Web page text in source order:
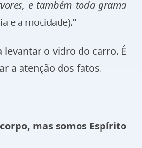
e também toda grama
e a mocidade).”
levantar o vidro do carro. É
a atenção dos fatos.
mas somos Espírito